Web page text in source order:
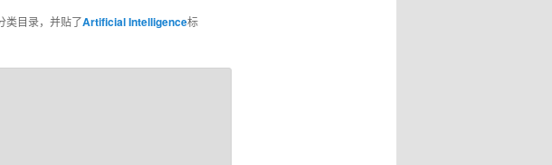
类目录，并贴了Artificial Intelligence标